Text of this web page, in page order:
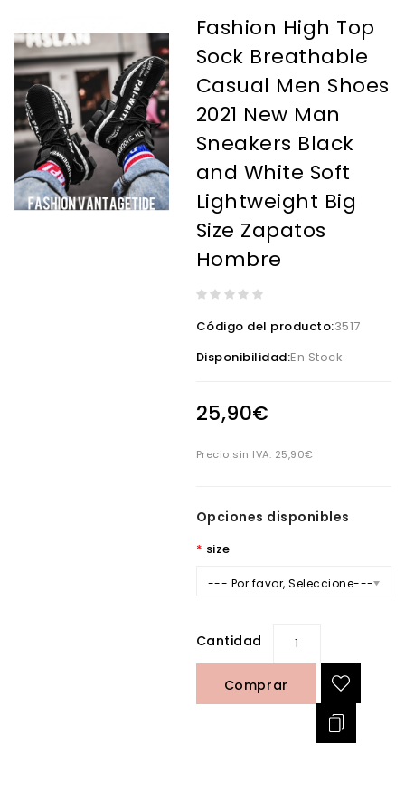
Fashion High Top
Sock Breathable
Casual Men Shoes
2021 New Man
Sneakers Black
and White Soft
Lightweight Big
Size Zapatos
Hombre
Código del producto:3517
Disponibilidad:En Stock
25,90€
Precio sin IVA: 25,90€
Opciones disponibles
size
--- Por favor, Seleccione---
Cantidad
Comprar